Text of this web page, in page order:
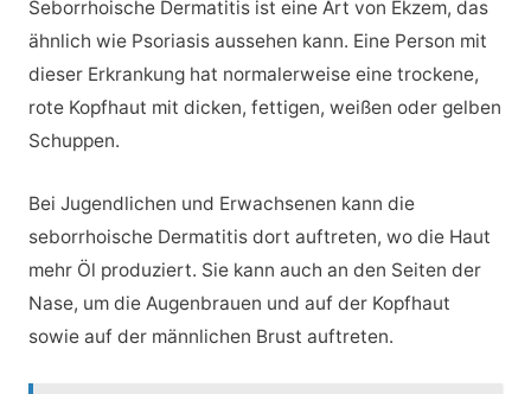
Seborrhoische Dermatitis ist eine Art von Ekzem, das
ähnlich wie Psoriasis aussehen kann. Eine Person mit
dieser Erkrankung hat normalerweise eine trockene,
rote Kopfhaut mit dicken, fettigen, weißen oder gelben
Schuppen.
Bei Jugendlichen und Erwachsenen kann die
seborrhoische Dermatitis dort auftreten, wo die Haut
mehr Öl produziert. Sie kann auch an den Seiten der
Nase, um die Augenbrauen und auf der Kopfhaut
sowie auf der männlichen Brust auftreten.